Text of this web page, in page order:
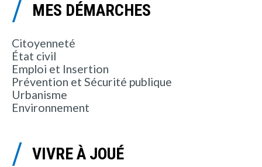
MES DÉMARCHES
Citoyenneté
État civil
Emploi et Insertion
Prévention et Sécurité publique
Urbanisme
Environnement
VIVRE À JOUÉ